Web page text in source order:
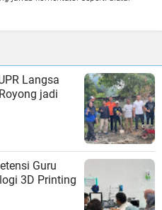
Langsa
jadi
Guru
3D Printing